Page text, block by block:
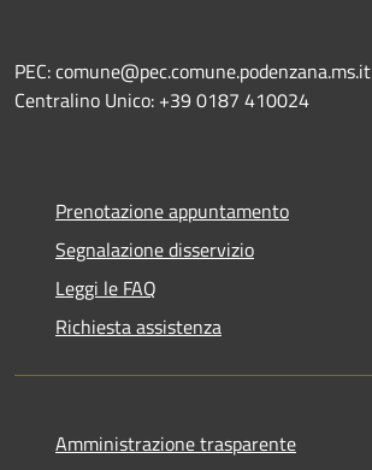
PEC: comune@pec.comune.podenzana.ms.it
Centralino Unico: +39 0187 410024
Prenotazione appuntamento
Segnalazione disservizio
Leggi le FAQ
Richiesta assistenza
Amministrazione trasparente